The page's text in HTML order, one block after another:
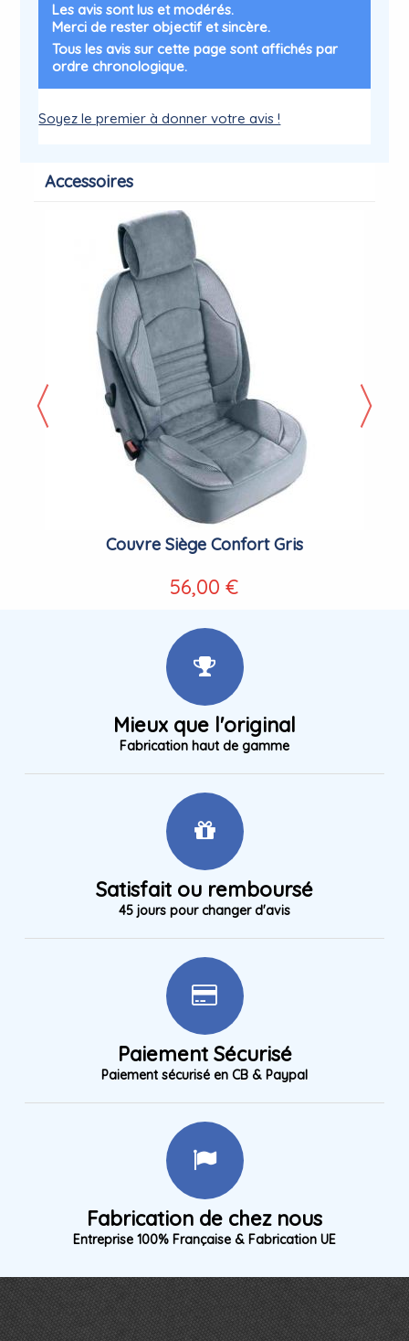
Les avis sont lus et modérés.
Merci de rester objectif et sincère.
Tous les avis sur cette page sont affichés par
ordre chronologique.
Soyez le premier à donner votre avis !
Accessoires
Couvre Siège Confort Gris
56,00 €
Mieux que l'original
Fabrication haut de gamme
Satisfait ou remboursé
45 jours pour changer d'avis
Paiement Sécurisé
Paiement sécurisé en CB & Paypal
Fabrication de chez nous
Entreprise 100% Française & Fabrication UE